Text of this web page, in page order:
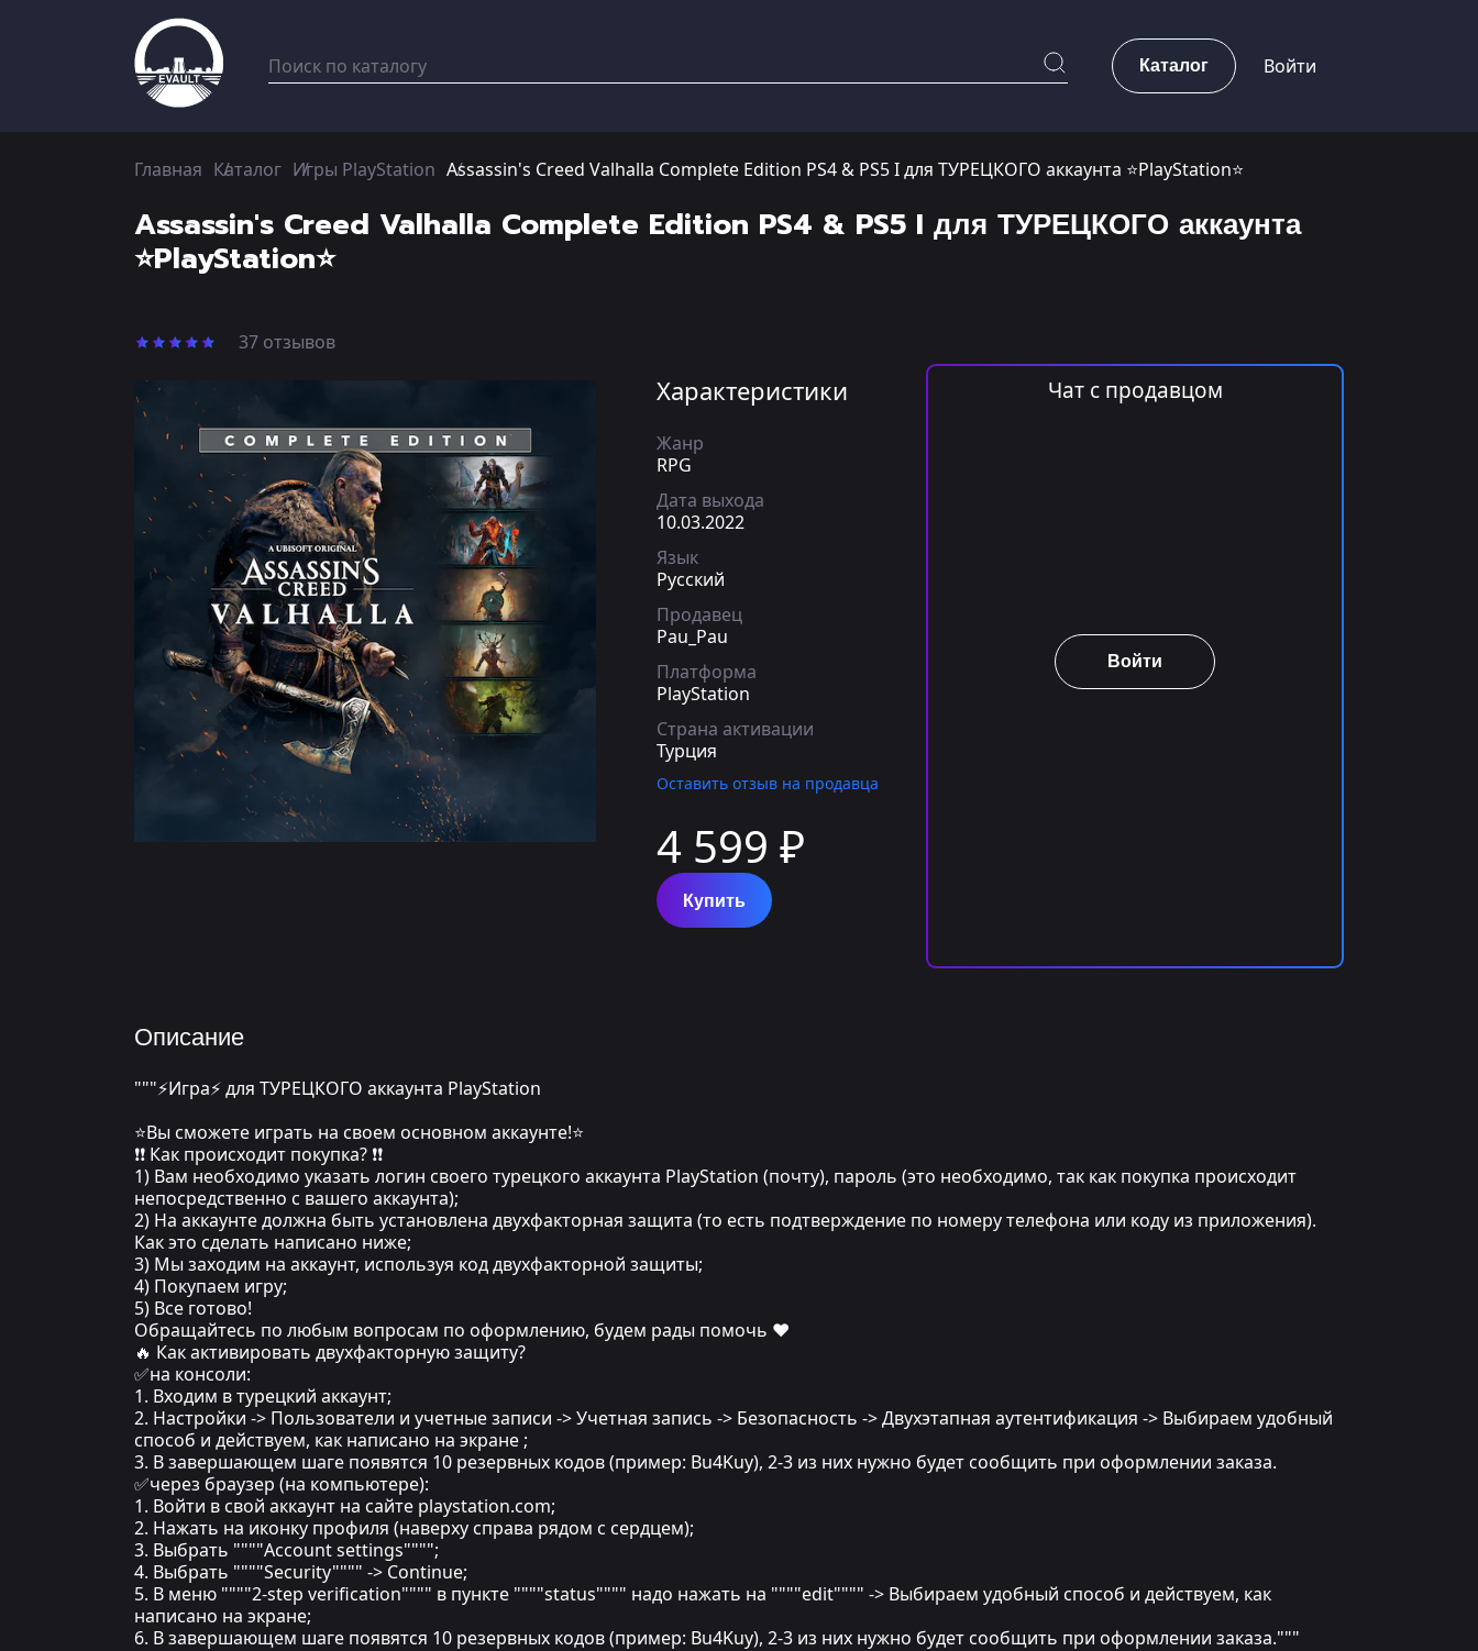
Каталог Войти
Главная Каталог Игры PlayStation Assassin's Creed Valhalla Complete Edition PS4 & PS5 I для ТУРЕЦКОГО аккаунта ⭐PlayStation⭐
Assassin's Creed Valhalla Complete Edition PS4 & PS5 I для ТУРЕЦКОГО аккаунта
⭐PlayStation⭐
37 отзывов
Характеристики
Жанр
RPG
Дата выхода
10.03.2022
Язык
Русский
Продавец
Pau_Pau
Платформа
PlayStation
Страна активации
Турция
Оставить отзыв на продавца
4 599 ₽
Купить
Чат с продавцом
Войти
Описание
"""⚡Игра⚡ для ТУРЕЦКОГО аккаунта PlayStation
⭐Вы сможете играть на своем основном аккаунте!⭐
❗❗ Как происходит покупка? ❗❗
1) Вам необходимо указать логин своего турецкого аккаунта PlayStation (почту), пароль (это необходимо, так как покупка происходит
непосредственно с вашего аккаунта);
2) На аккаунте должна быть установлена двухфакторная защита (то есть подтверждение по номеру телефона или коду из приложения).
Как это сделать написано ниже;
3) Мы заходим на аккаунт, используя код двухфакторной защиты;
4) Покупаем игру;
5) Все готово!
Обращайтесь по любым вопросам по оформлению, будем рады помочь ❤
🔥 Как активировать двухфакторную защиту?
✅на консоли:
1. Входим в турецкий аккаунт;
2. Настройки -> Пользователи и учетные записи -> Учетная запись -> Безопасность -> Двухэтапная аутентификация -> Выбираем удобный
способ и действуем, как написано на экране ;
3. В завершающем шаге появятся 10 резервных кодов (пример: Bu4Kuy), 2-3 из них нужно будет сообщить при оформлении заказа.
✅через браузер (на компьютере):
1. Войти в свой аккаунт на сайте playstation.com;
2. Нажать на иконку профиля (наверху справа рядом с сердцем);
3. Выбрать """"Account settings"""";
4. Выбрать """"Security"""" -> Continue;
5. В меню """"2-step verification"""" в пункте """"status"""" надо нажать на """"edit"""" -> Выбираем удобный способ и действуем, как
написано на экране;
6. В завершающем шаге появятся 10 резервных кодов (пример: Bu4Kuy), 2-3 из них нужно будет сообщить при оформлении заказа."""